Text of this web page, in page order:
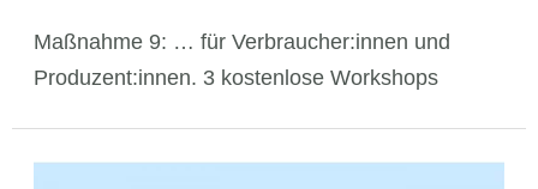
Maßnahme 9: … für Verbraucher:innen und
Produzent:innen. 3 kostenlose Workshops